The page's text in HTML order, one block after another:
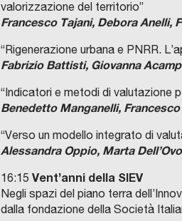
valorizzazione del territorio”
Francesco Tajani, Debora Anelli,
“Rigenerazione urbana e PNRR.
Fabrizio Battisti, Giovanna
“Indicatori e metodi di valutazione
Benedetto Manganelli,
“Verso un modello integrato di
Alessandra Oppio, Marta Dell’Ovo
16:15 Vent’anni della SIEV
Negli spazi del piano terra
dalla fondazione della Società